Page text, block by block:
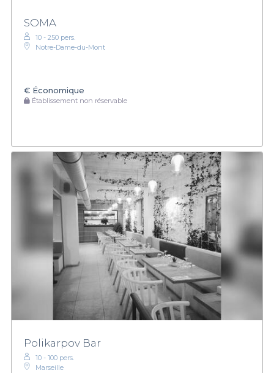
SOMA
10 - 250 pers.
Notre-Dame-du-Mont
€ Économique
Établissement non réservable
Polikarpov Bar
10 - 100 pers.
Marseille